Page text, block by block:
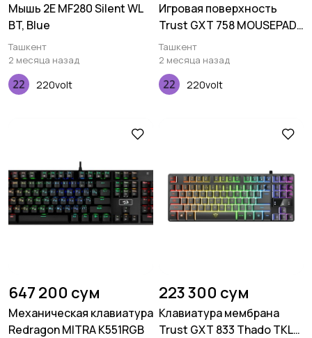
Мышь 2E MF280 Silent WL
BT, Blue
Ташкент
2 месяца назад
220volt
Игровая поверхность
Trust GXT 758 MOUSEPAD
XXL (930x300x3мм), Black
Ташкент
2 месяца назад
220volt
647 200 сум
Механическая клавиатура
Redragon MITRA K551RGB
223 300 сум
Клавиатура мембрана
Trust GXT 833 Thado TKL